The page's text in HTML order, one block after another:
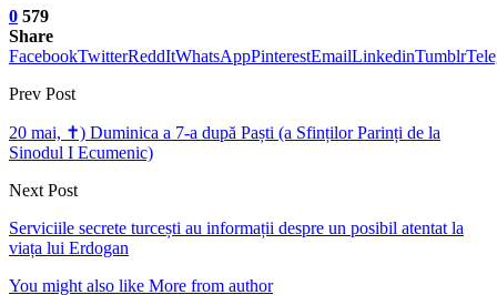
0 579
Share
FacebookTwitterReddItWhatsAppPinterestEmailLinkedinTumblr
Prev Post
20 mai, ✝) Duminica a 7-a după Paști (a Sfinților Parinți de la
Sinodul I Ecumenic)
Next Post
Serviciile secrete turcești au informații despre un posibil atentat la
viața lui Erdogan
You might also like More from author